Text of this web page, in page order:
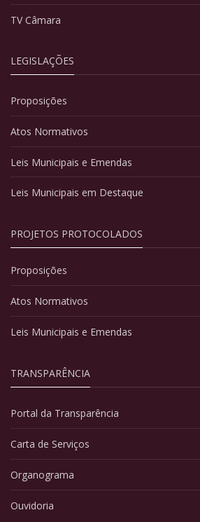
TV Câmara
LEGISLAÇÕES
Proposições
Atos Normativos
Leis Municipais e Emendas
Leis Municipais em Destaque
PROJETOS PROTOCOLADOS
Proposições
Atos Normativos
Leis Municipais e Emendas
TRANSPARÊNCIA
Portal da Transparência
Carta de Serviços
Organograma
Ouvidoria